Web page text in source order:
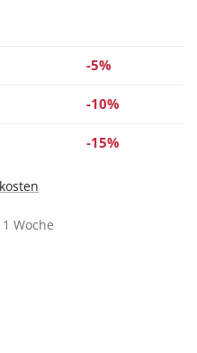
-5%
-10%
-15%
Woche
gewünschten